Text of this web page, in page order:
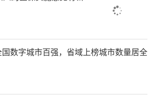
数字城市百强，省域上榜城市数量居全